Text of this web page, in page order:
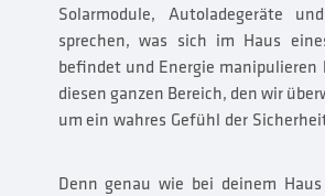
Solarmodule, Autoladegeräte
sprechen, was sich im Haus
befindet und Energie manipulieren
diesen ganzen Bereich, den wir
um ein wahres Gefühl der
Denn genau wie bei deinem